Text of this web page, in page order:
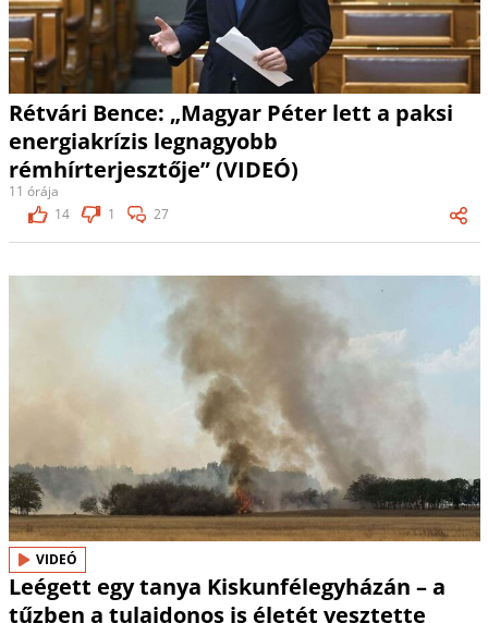
Rétvári Bence: „Magyar Péter lett a paksi
energiakrízis legnagyobb
rémhírterjesztője” (VIDEÓ)
11 órája
14
1 27
VIDEÓ
Leégett egy tanya Kiskunfélegyházán – a
tűzben a tulajdonos is életét vesztette